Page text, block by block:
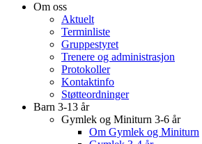
Om oss
Aktuelt
Terminliste
Gruppestyret
Trenere og administrasjon
Protokoller
Kontaktinfo
Støtteordninger
Barn 3-13 år
Gymlek og Miniturn 3-6 år
Om Gymlek og Miniturn